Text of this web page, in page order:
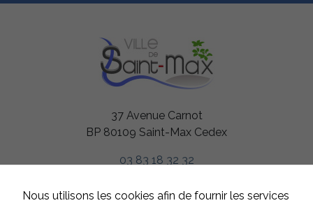
37 Avenue Carnot
BP 80109 Saint-Max Cedex
03 83 18 32 32
HORAIRES
Nous utilisons les cookies afin de fournir les services